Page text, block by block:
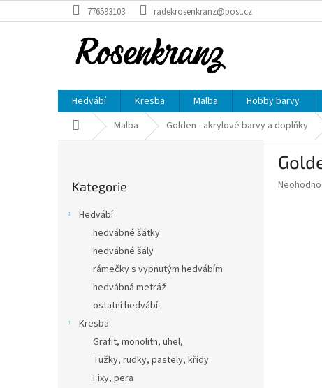
na
776593103 radekrosenkranz@post.cz
Hedvábí Kresba Malba Hobby barvy
Domů Malba Golden - akrylové barvy a doplňky
kategorie
Kategorie
Hedvábí
hedvábné šátky
hedvábné šály
rámečky s vypnutým hedvábím
hedvábná metráž
ostatní hedvábí
Kresba
Grafit, monolith, uhel,
Tužky, rudky, pastely, křídy
Fixy, pera
Průměrné